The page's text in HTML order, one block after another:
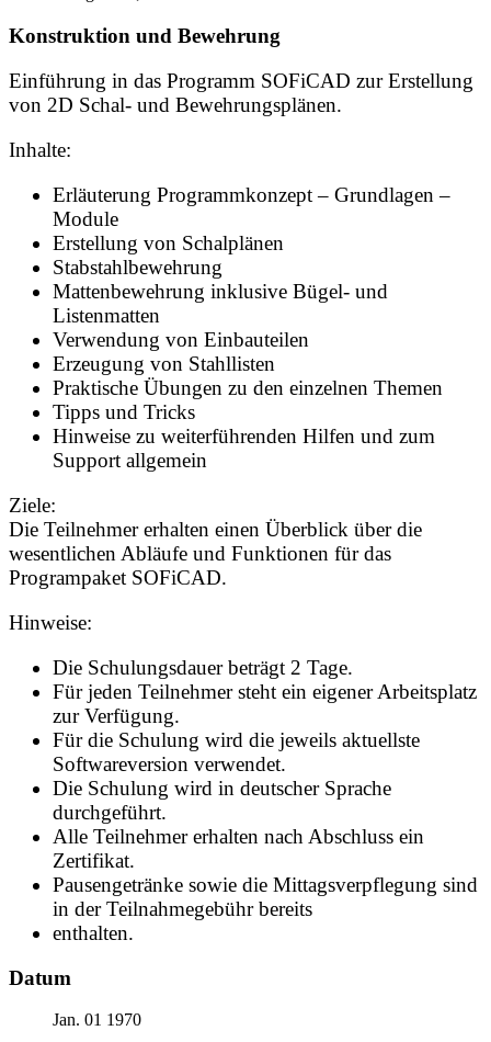
Konstruktion und Bewehrung
Einführung in das Programm SOFiCAD zur Erstellung
von 2D Schal- und Bewehrungsplänen.
Inhalte:
Erläuterung Programmkonzept – Grundlagen –
Module
Erstellung von Schalplänen
Stabstahlbewehrung
Mattenbewehrung inklusive Bügel- und
Listenmatten
Verwendung von Einbauteilen
Erzeugung von Stahllisten
Praktische Übungen zu den einzelnen Themen
Tipps und Tricks
Hinweise zu weiterführenden Hilfen und zum
Support allgemein
Ziele:
Die Teilnehmer erhalten einen Überblick über die
wesentlichen Abläufe und Funktionen für das
Programpaket SOFiCAD.
Hinweise:
Die Schulungsdauer beträgt 2 Tage.
Für jeden Teilnehmer steht ein eigener Arbeitsplatz
zur Verfügung.
Für die Schulung wird die jeweils aktuellste
Softwareversion verwendet.
Die Schulung wird in deutscher Sprache
durchgeführt.
Alle Teilnehmer erhalten nach Abschluss ein
Zertifikat.
Pausengetränke sowie die Mittagsverpflegung sind
in der Teilnahmegebühr bereits
enthalten.
Datum
Jan. 01 1970